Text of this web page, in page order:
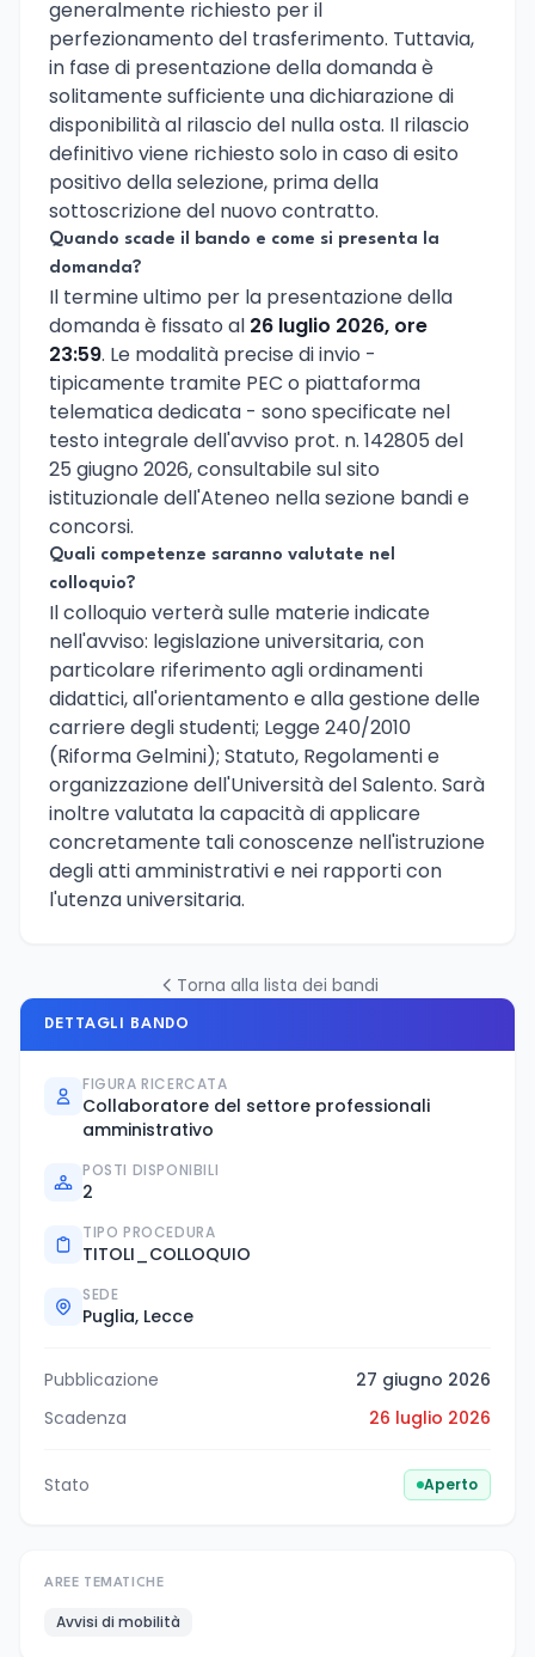
generalmente richiesto per il
perfezionamento del trasferimento. Tuttavia,
in fase di presentazione della domanda è
solitamente sufficiente una dichiarazione di
disponibilità al rilascio del nulla osta. Il rilascio
definitivo viene richiesto solo in caso di esito
positivo della selezione, prima della
sottoscrizione del nuovo contratto.
Quando scade il bando e come si presenta la
domanda?
Il termine ultimo per la presentazione della
domanda è fissato al 26 luglio 2026, ore
23:59. Le modalità precise di invio -
tipicamente tramite PEC o piattaforma
telematica dedicata - sono specificate nel
testo integrale dell'avviso prot. n. 142805 del
25 giugno 2026, consultabile sul sito
istituzionale dell'Ateneo nella sezione bandi e
concorsi.
Quali competenze saranno valutate nel
colloquio?
Il colloquio verterà sulle materie indicate
nell'avviso: legislazione universitaria, con
particolare riferimento agli ordinamenti
didattici, all'orientamento e alla gestione delle
carriere degli studenti; Legge 240/2010
(Riforma Gelmini); Statuto, Regolamenti e
organizzazione dell'Università del Salento. Sarà
inoltre valutata la capacità di applicare
concretamente tali conoscenze nell'istruzione
degli atti amministrativi e nei rapporti con
l'utenza universitaria.
Torna alla lista dei bandi
DETTAGLI BANDO
FIGURA RICERCATA
Collaboratore del settore professionali
amministrativo
POSTI DISPONIBILI
2
TIPO PROCEDURA
TITOLI_COLLOQUIO
SEDE
Puglia, Lecce
Pubblicazione
27 giugno 2026
Scadenza
26 luglio 2026
Stato Aperto
AREE TEMATICHE
Avvisi di mobilità